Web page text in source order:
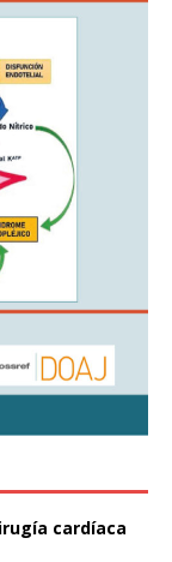
cardíaca